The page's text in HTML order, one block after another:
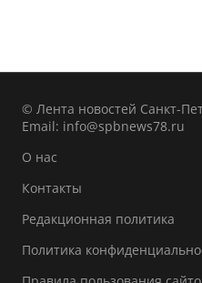
© Лента новостей Санкт-
Email: info@spbnews78.ru
О нас
Контакты
Редакционная политика
Политика